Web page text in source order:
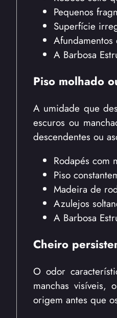
Pequenos
Superfície
A Barbosa
Piso molhado
A umidade que
escuros ou
descendentes ou
Rodapés com
Piso
Madeira de
Azulejos
A Barbosa
Cheiro
O odor
manchas visíveis,
origem antes que